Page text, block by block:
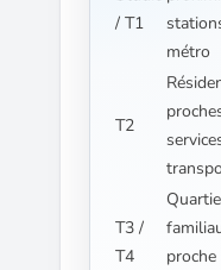
/ T1
métro
T2
T3 /
T4
proche